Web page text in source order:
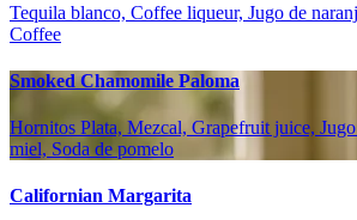
Tequila blanco, Coffee liqueur, Jugo de
Coffee
Smoked Chamomile Paloma
Hornitos Plata, Mezcal, Grapefruit juice,
miel, Soda de pomelo
Californian Margarita